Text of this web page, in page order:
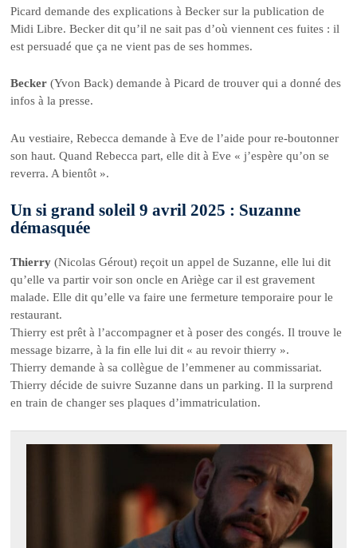
Picard demande des explications à Becker sur la publication de
Midi Libre. Becker dit qu’il ne sait pas d’où viennent ces fuites : il
est persuadé que ça ne vient pas de ses hommes.
Becker (Yvon Back) demande à Picard de trouver qui a donné des
infos à la presse.
Au vestiaire, Rebecca demande à Eve de l’aide pour re-boutonner
son haut. Quand Rebecca part, elle dit à Eve « j’espère qu’on se
reverra. A bientôt ».
Un si grand soleil 9 avril 2025 : Suzanne
démasquée
Thierry (Nicolas Gérout) reçoit un appel de Suzanne, elle lui dit
qu’elle va partir voir son oncle en Ariège car il est gravement
malade. Elle dit qu’elle va faire une fermeture temporaire pour le
restaurant.
Thierry est prêt à l’accompagner et à poser des congés. Il trouve le
message bizarre, à la fin elle lui dit « au revoir thierry ».
Thierry demande à sa collègue de l’emmener au commissariat.
Thierry décide de suivre Suzanne dans un parking. Il la surprend
en train de changer ses plaques d’immatriculation.